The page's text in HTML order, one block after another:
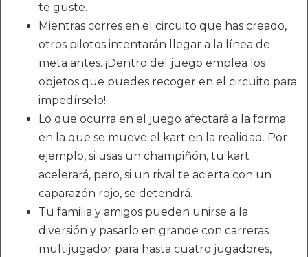
te guste.
Mientras corres en el circuito que has creado,
otros pilotos intentarán llegar a la línea de
meta antes. ¡Dentro del juego emplea los
objetos que puedes recoger en el circuito para
impedírselo!
Lo que ocurra en el juego afectará a la forma
en la que se mueve el kart en la realidad. Por
ejemplo, si usas un champiñón, tu kart
acelerará, pero, si un rival te acierta con un
caparazón rojo, se detendrá.
Tu familia y amigos pueden unirse a la
diversión y pasarlo en grande con carreras
multijugador para hasta cuatro jugadores,